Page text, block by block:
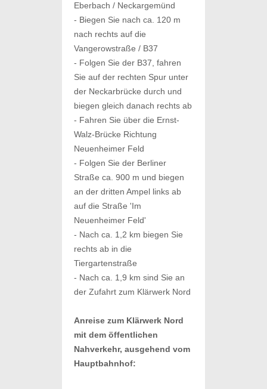
Eberbach / Neckargemünd
- Biegen Sie nach ca. 120 m
nach rechts auf die
Vangerowstraße / B37
- Folgen Sie der B37, fahren
Sie auf der rechten Spur unter
der Neckarbrücke durch und
biegen gleich danach rechts ab
- Fahren Sie über die Ernst-
Walz-Brücke Richtung
Neuenheimer Feld
- Folgen Sie der Berliner
Straße ca. 900 m und biegen
an der dritten Ampel links ab
auf die Straße 'Im
Neuenheimer Feld'
- Nach ca. 1,2 km biegen Sie
rechts ab in die
Tiergartenstraße
- Nach ca. 1,9 km sind Sie an
der Zufahrt zum Klärwerk Nord
Anreise zum Klärwerk Nord
mit dem öffentlichen
Nahverkehr, ausgehend vom
Hauptbahnhof: